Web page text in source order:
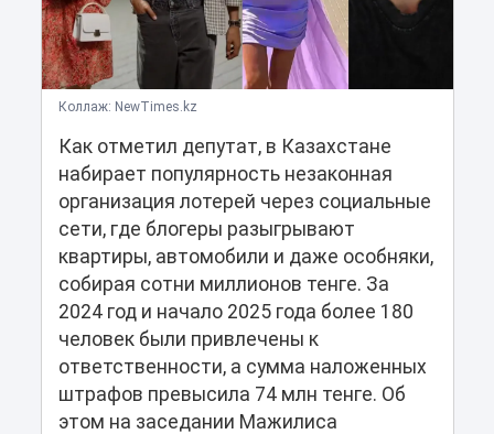
Коллаж: NewTimes.kz
Как отметил депутат, в Казахстане
набирает популярность незаконная
организация лотерей через социальные
сети, где блогеры разыгрывают
квартиры, автомобили и даже особняки,
собирая сотни миллионов тенге. За
2024 год и начало 2025 года более 180
человек были привлечены к
ответственности, а сумма наложенных
штрафов превысила 74 млн тенге. Об
этом на заседании Мажилиса